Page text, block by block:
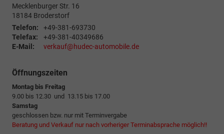
Mecklenburger Str. 16
18184 Broderstorf
Telefon:
+49-381-693730
Telefax:
+49-381-40349686
E-Mail:
verkauf@hudec-automobile.de
Öffnungszeiten
Montag bis Freitag
9.00 bis 12.30 und 13.15 bis 17.00
Samstag
geschlossen bzw. nur mit Terminvergabe
Beratung und Verkauf nur nach vorheriger Terminabsprache möglich!!